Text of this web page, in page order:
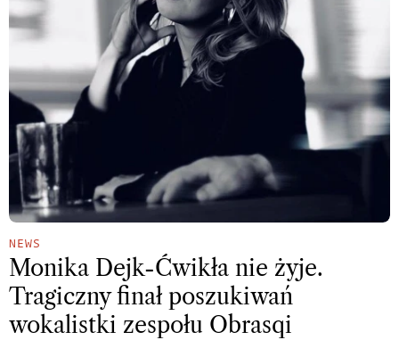
NEWS
Monika Dejk-Ćwikła nie żyje.
Tragiczny finał poszukiwań
wokalistki zespołu Obrasqi